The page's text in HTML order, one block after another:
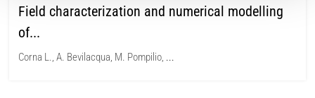
Field characterization and numerical modelling
of...
Corna L., A. Bevilacqua, M. Pompilio, ...